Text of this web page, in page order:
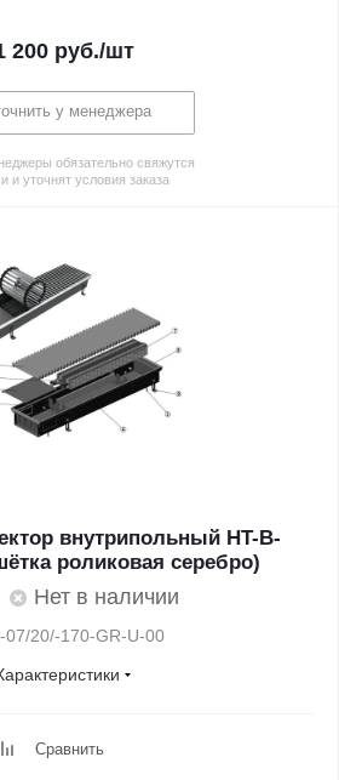
200руб./шт
у менеджера
обязательно свяжутся
и уточнят условия заказа
внутрипольный HT-B-
роликовая серебро)
Нет в наличии
07/20/-170-GR-U-00
Сравнить